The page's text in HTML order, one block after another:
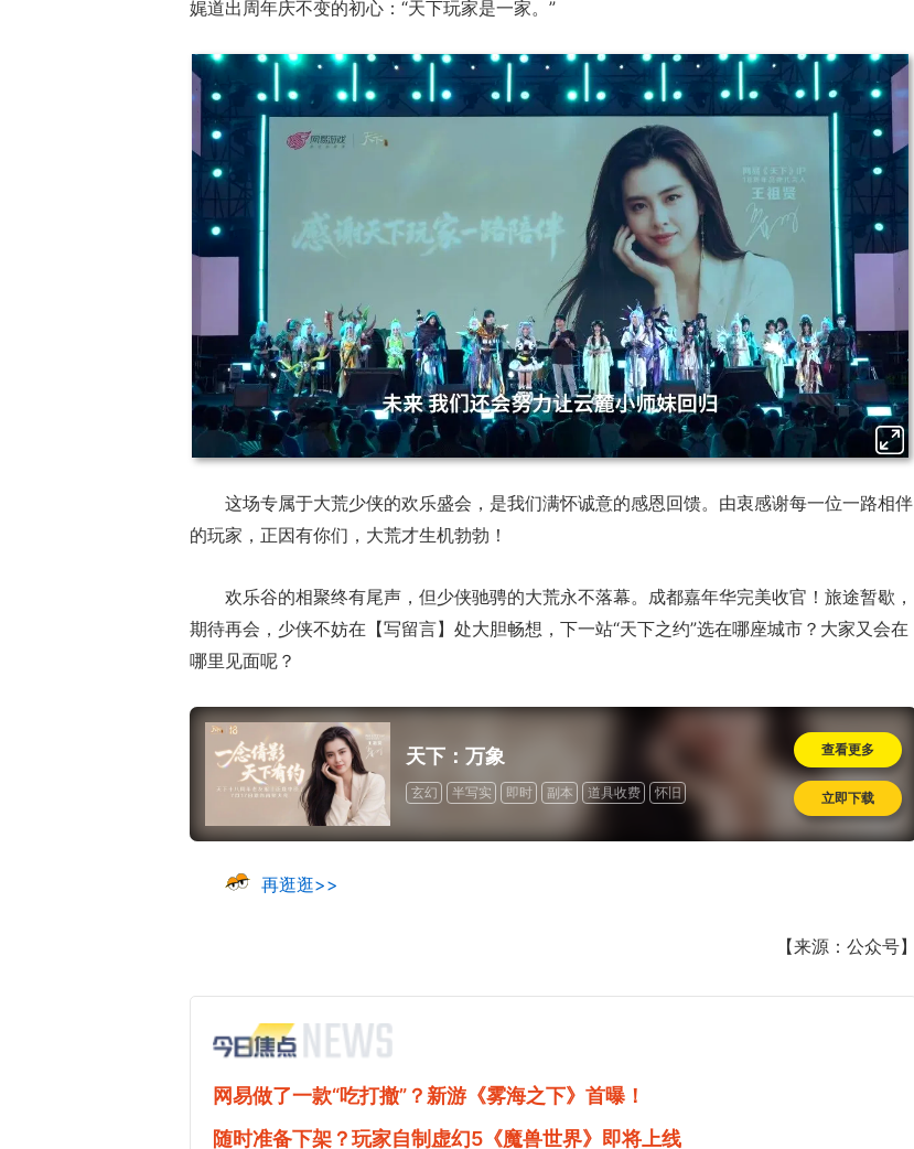
娓道出周年庆不变的初心：“天下玩家是一家。”
这场专属于大荒少侠的欢乐盛会，是我们满怀诚意的感恩回馈。由衷感谢每一位一路相伴
的玩家，正因有你们，大荒才生机勃勃！
欢乐谷的相聚终有尾声，但少侠驰骋的大荒永不落幕。成都嘉年华完美收官！旅途暂歇，
期待再会，少侠不妨在【写留言】处大胆畅想，下一站“天下之约”选在哪座城市？大家又会在
哪里见面呢？
天下：万象
玄幻 半写实 即时 副本 道具收费 怀旧
查看更多
立即下载
再逛逛>>
【来源：公众号】
网易做了一款“吃打撤”？新游《雾海之下》首曝！
随时准备下架？玩家自制虚幻5《魔兽世界》即将上线